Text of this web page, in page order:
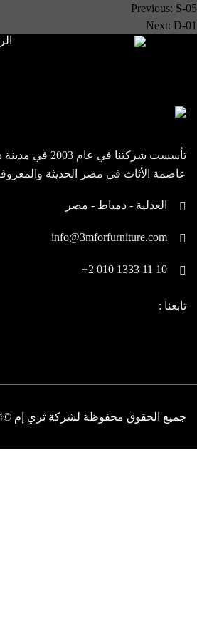
تصفّح
المقالات
Previous: S-05
Next: D-01
تأسست شركتنا في عام
عاصمة الأثاث في مصر الحديثة
لنكون في مقدمة الشركات العالمية
العدلية - دمياط - مصر
info@3mforfurniture.com
+2 010 1333 11 10
تابعنا :
جميع الحقوق محفوظة لشركة ثري إم ©2024